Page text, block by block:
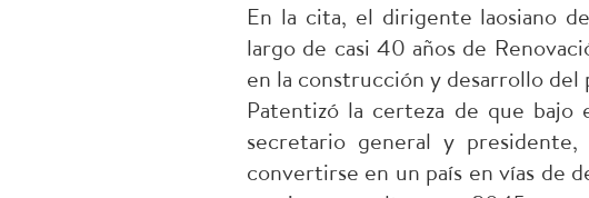
En la cita, el dirigente laosiano
largo de casi 40 años de
en la construcción y desarrollo del
Patentizó la certeza de que bajo
secretario general y
convertirse en un país en vías de